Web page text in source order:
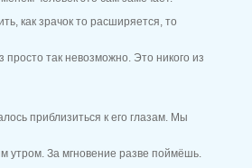
как зрачок то расширяется, то
просто так невозможно. Это никого из
приблизиться к его глазам. Мы
утром. За мгновение разве поймёшь.